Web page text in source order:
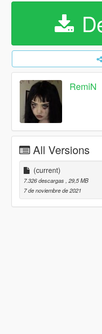
RemiN
All Versions
(current)
7.326 descargas , 29,5 MB
7 de noviembre de 2021